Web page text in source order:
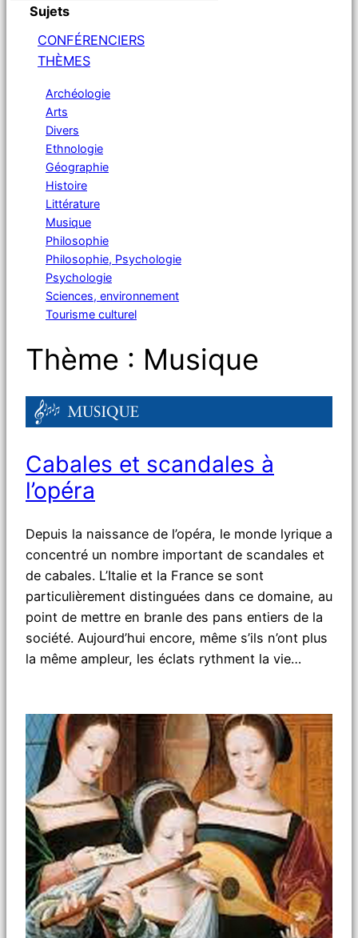
Sujets
CONFÉRENCIERS
THÈMES
Archéologie
Arts
Divers
Ethnologie
Géographie
Histoire
Littérature
Musique
Philosophie
Philosophie, Psychologie
Psychologie
Sciences, environnement
Tourisme culturel
Thème : Musique
Cabales et scandales à
l’opéra
Depuis la naissance de l’opéra, le monde lyrique a
concentré un nombre important de scandales et
de cabales. L’Italie et la France se sont
particulièrement distinguées dans ce domaine, au
point de mettre en branle des pans entiers de la
société. Aujourd’hui encore, même s’ils n’ont plus
la même ampleur, les éclats rythment la vie…